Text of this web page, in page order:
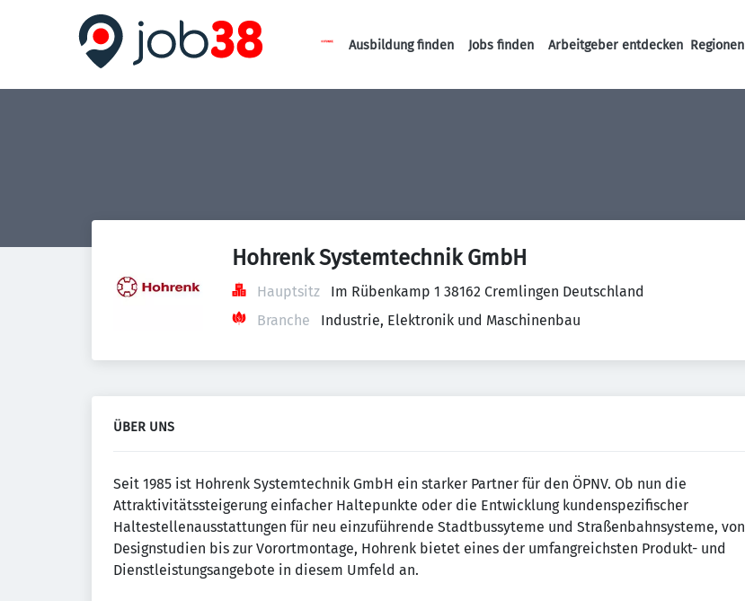
Haupt-Navigation
Ausbildung finden Jobs finden Arbeitgeber entdecken Regionen
Hohrenk Systemtechnik GmbH
Hauptsitz
Im Rübenkamp 1 38162 Cremlingen Deutschland
Branche
Industrie, Elektronik und Maschinenbau
ÜBER UNS
Seit 1985 ist Hohrenk Systemtechnik GmbH ein starker Partner für den ÖPNV. Ob nun die
Attraktivitätssteigerung einfacher Haltepunkte oder die Entwicklung kundenspezifischer
Haltestellenausstattungen für neu einzuführende Stadtbussyteme und Straßenbahnsysteme, von
Designstudien bis zur Vorortmontage, Hohrenk bietet eines der umfangreichsten Produkt- und
Dienstleistungsangebote in diesem Umfeld an.